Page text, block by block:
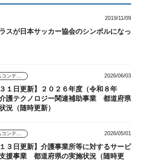
2019/11/09
スが日本サッカー協会のシンボルになっ
お役立ちコンテンツ 2026/06/03
３１日更新】２０２６年度（令和８年
護テクノロジー関連補助事業 都道府県
況（随時更新）
お役立ちコンテンツ 2026/05/01
１３日更新】介護事業所等に対するサービ
援事業 都道府県の実施状況（随時更